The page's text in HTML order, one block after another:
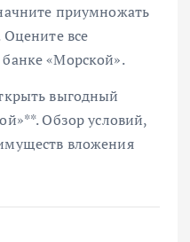
приумножать
Оцените все
«Морской».
выгодный
Обзор условий,
вложения